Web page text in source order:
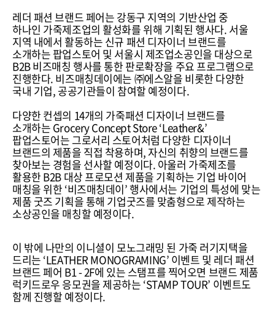
레더 패션 브랜드 페어는 강동구 지역의 기반산업 중
하나인 가죽제조업의 활성화를 위해 기획된 행사다. 서울
지역 내에서 활동하는 신규 패션 디자이너 브랜드를
소개하는 팝업스토어 및 서울시 제조업소공인을 대상으로
B2B 비즈매칭 행사를 통한 판로확장을 주요 프로그램으로
진행한다. 비즈매칭데이에는 ㈜에스알을 비롯한 다양한
국내 기업, 공공기관들이 참여할 예정이다.
다양한 컨셉의 14개의 가죽패션 디자이너 브랜드를
소개하는 Grocery Concept Store ‘Leather&’
팝업스토어는 그로서리 스토어처럼 다양한 디자이너
브랜드의 제품을 직접 착용하며, 자신의 취향의 브랜드를
찾아보는 경험을 선사할 예정이다. 아울러 가죽제조를
활용한 B2B 대상 프로모션 제품을 기획하는 기업 바이어
매칭을 위한 ‘비즈매칭데이’ 행사에서는 기업의 특성에 맞는
제품 굿즈 기획을 통해 기업굿즈를 맞춤형으로 제작하는
소상공인을 매칭할 예정이다.
이 밖에 나만의 이니셜이 모노그래밍 된 가죽 러기지택을
드리는 ‘LEATHER MONOGRAMING’ 이벤트 및 레더 패션
브랜드 페어 B1 - 2F에 있는 스탬프를 찍어오면 브랜드 제품
럭키드로우 응모권을 제공하는 ‘STAMP TOUR’ 이벤트도
함께 진행할 예정이다.